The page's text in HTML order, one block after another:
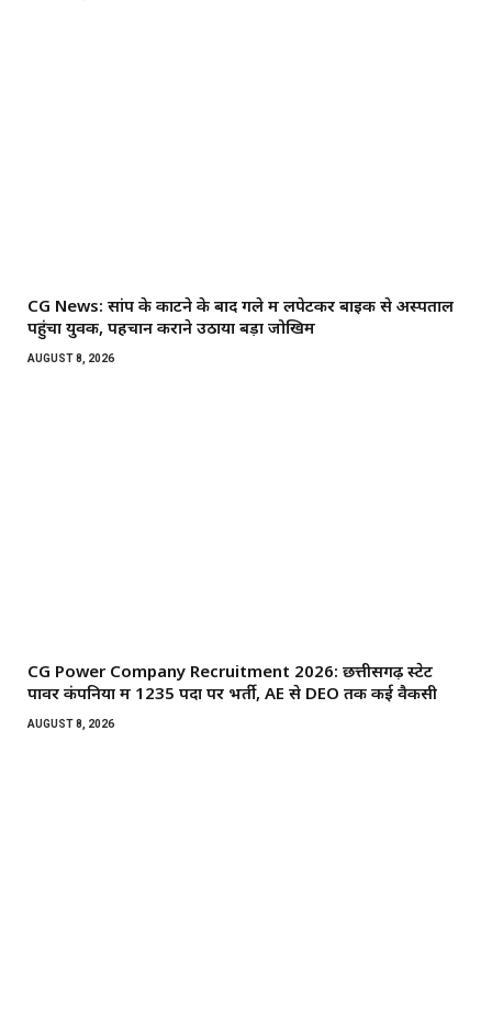
CG News: सांप के काटने के बाद गले में लपेटकर बाइक से अस्पताल
पहुंचा युवक, पहचान कराने उठाया बड़ा जोखिम
AUGUST 8, 2026
CG Power Company Recruitment 2026: छत्तीसगढ़ स्टेट
पावर कंपनियों में 1235 पदों पर भर्ती, AE से DEO तक कई वैकेंसी
AUGUST 8, 2026